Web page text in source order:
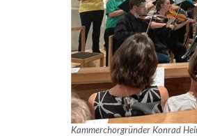
Kammerchorgründer Konrad